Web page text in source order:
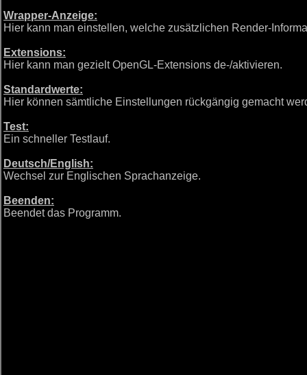
Wrapper-Anzeige:
Hier kann man einstellen, welche zusätzlichen Render-
Extensions:
Hier kann man gezielt OpenGL-Extensions de-/aktivieren.
Standardwerte:
Hier können sämtliche Einstellungen rückgängig gemacht
Test:
Ein schneller Testlauf.
Deutsch/English:
Wechsel zur Englischen Sprachanzeige.
Beenden:
Beendet das Programm.